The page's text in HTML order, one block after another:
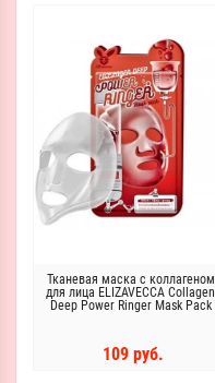
Тканевая маска c коллагеном
для лица ELIZAVECCA Collagen
Deep Power Ringer Mask Pack
109 руб.